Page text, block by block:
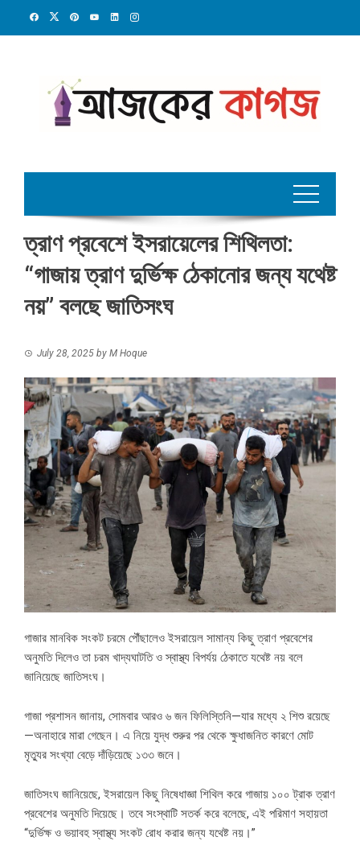
ত্রাণ প্রবেশে ইসরায়েলের শিথিলতা:
“গাজায় ত্রাণ দুর্ভিক্ষ ঠেকানোর জন্য যথেষ্ট
নয়” বলছে জাতিসংঘ
July 28, 2025 by M Hoque
গাজার মানবিক সংকট চরমে পৌঁছালেও ইসরায়েল সামান্য কিছু ত্রাণ প্রবেশের
অনুমতি দিলেও তা চরম খাদ্যঘাটতি ও স্বাস্থ্য বিপর্যয় ঠেকাতে যথেষ্ট নয় বলে
জানিয়েছে জাতিসংঘ।
গাজা প্রশাসন জানায়, সোমবার আরও ৬ জন ফিলিস্তিনি—যার মধ্যে ২ শিশু রয়েছে
—অনাহারে মারা গেছেন। এ নিয়ে যুদ্ধ শুরুর পর থেকে ক্ষুধাজনিত কারণে মোট
মৃত্যুর সংখ্যা বেড়ে দাঁড়িয়েছে ১৩৩ জনে।
জাতিসংঘ জানিয়েছে, ইসরায়েল কিছু নিষেধাজ্ঞা শিথিল করে গাজায় ১০০ ট্রাক ত্রাণ
প্রবেশের অনুমতি দিয়েছে। তবে সংস্থাটি সতর্ক করে বলেছে, এই পরিমাণ সহায়তা
“দুর্ভিক্ষ ও ভয়াবহ স্বাস্থ্য সংকট রোধ করার জন্য যথেষ্ট নয়।”